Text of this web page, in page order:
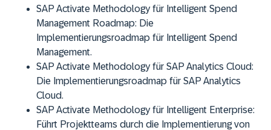
SAP Activate Methodology für Intelligent Spend
Management Roadmap: Die
Implementierungsroadmap für Intelligent Spend
Management.
SAP Activate Methodology für SAP Analytics Cloud:
Die Implementierungsroadmap für SAP Analytics
Cloud.
SAP Activate Methodology für Intelligent Enterprise:
Führt Projektteams durch die Implementierung von